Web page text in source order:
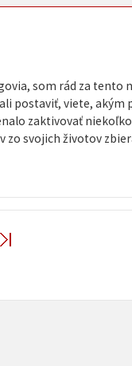
som rád za tento
postaviť, viete,
zaktivovať
zo svojich životov